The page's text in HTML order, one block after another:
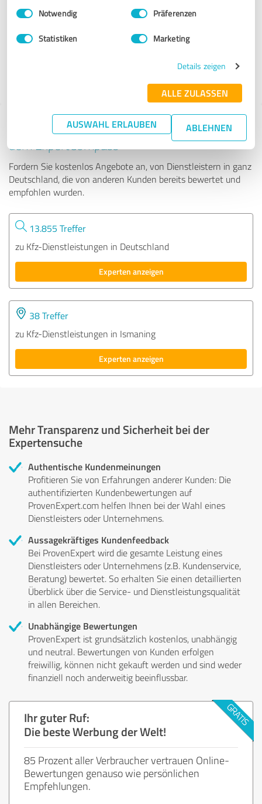
Impressum Datenschutzbestimmungen
Einwilligungsauswahl
Notwendig Präferenzen
Statistiken Marketing
Details zeigen
ALLE ZULASSEN
AUSWAHL ERLAUBEN ABLEHNEN
KFZ-Sachverständige SV-mobil
Tipp: Die passenden Experten finden - mit
dem ExpertCompass
Fordern Sie kostenlos Angebote an, von Dienstleistern in ganz
Deutschland, die von anderen Kunden bereits bewertet und
empfohlen wurden.
13.855 Treffer
zu Kfz-Dienstleistungen in Deutschland
Experten anzeigen
38 Treffer
zu Kfz-Dienstleistungen in Ismaning
Experten anzeigen
Mehr Transparenz und Sicherheit bei der
Expertensuche
Authentische Kundenmeinungen
Profitieren Sie von Erfahrungen anderer Kunden: Die
authentifizierten Kundenbewertungen auf
ProvenExpert.com helfen Ihnen bei der Wahl eines
Dienstleisters oder Unternehmens.
Aussagekräftiges Kundenfeedback
Bei ProvenExpert wird die gesamte Leistung eines
Dienstleisters oder Unternehmens (z.B. Kundenservice,
Beratung) bewertet. So erhalten Sie einen detaillierten
Überblick über die Service- und Dienstleistungsqualität
in allen Bereichen.
Unabhängige Bewertungen
ProvenExpert ist grundsätzlich kostenlos, unabhängig
und neutral. Bewertungen von Kunden erfolgen
freiwillig, können nicht gekauft werden und sind weder
finanziell noch anderweitig beeinflussbar.
Ihr guter Ruf:
Die beste Werbung der Welt!
85 Prozent aller Verbraucher vertrauen Online-
Bewertungen genauso wie persönlichen
Empfehlungen.